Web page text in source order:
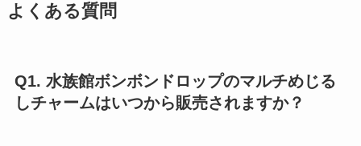
よくある質問
Q1. 水族館ボンボンドロップのマルチめじる
しチャームはいつから販売されますか？